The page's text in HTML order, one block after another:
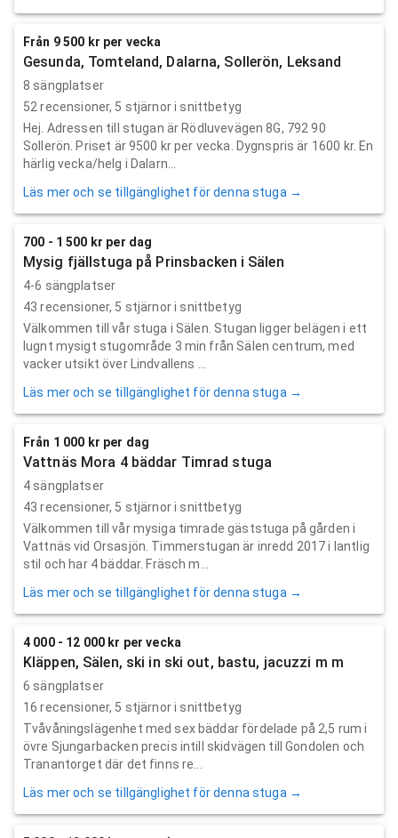
Från 9 500 kr per vecka
Gesunda, Tomteland, Dalarna, Sollerön, Leksand
8 sängplatser
52 recensioner, 5 stjärnor i snittbetyg
Hej. Adressen till stugan är Rödluvevägen 8G, 792 90
Sollerön. Priset är 9500 kr per vecka. Dygnspris är 1600 kr. En
härlig vecka/helg i Dalarn...
Läs mer och se tillgänglighet för denna stuga →
700 - 1 500 kr per dag
Mysig fjällstuga på Prinsbacken i Sälen
4-6 sängplatser
43 recensioner, 5 stjärnor i snittbetyg
Välkommen till vår stuga i Sälen. Stugan ligger belägen i ett
lugnt mysigt stugområde 3 min från Sälen centrum, med
vacker utsikt över Lindvallens ...
Läs mer och se tillgänglighet för denna stuga →
Från 1 000 kr per dag
Vattnäs Mora 4 bäddar Timrad stuga
4 sängplatser
43 recensioner, 5 stjärnor i snittbetyg
Välkommen till vår mysiga timrade gäststuga på gården i
Vattnäs vid Orsasjön. Timmerstugan är inredd 2017 i lantlig
stil och har 4 bäddar. Fräsch m...
Läs mer och se tillgänglighet för denna stuga →
4 000 - 12 000 kr per vecka
Kläppen, Sälen, ski in ski out, bastu, jacuzzi m m
6 sängplatser
16 recensioner, 5 stjärnor i snittbetyg
Tvåvåningslägenhet med sex bäddar fördelade på 2,5 rum i
övre Sjungarbacken precis intill skidvägen till Gondolen och
Tranantorget där det finns re...
Läs mer och se tillgänglighet för denna stuga →